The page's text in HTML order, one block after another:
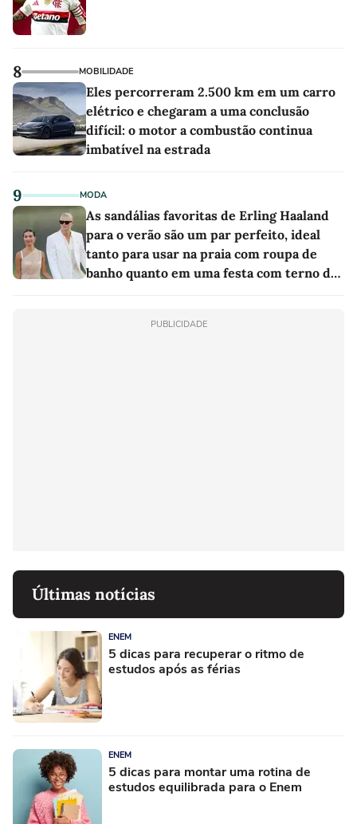
8 MOBILIDADE
Eles percorreram 2.500 km em um carro
elétrico e chegaram a uma conclusão
difícil: o motor a combustão continua
imbatível na estrada
9 MODA
As sandálias favoritas de Erling Haaland
para o verão são um par perfeito, ideal
tanto para usar na praia com roupa de
banho quanto em uma festa com terno de
PUBLICIDADE
Últimas notícias
ENEM
5 dicas para recuperar o ritmo de
estudos após as férias
ENEM
5 dicas para montar uma rotina de
estudos equilibrada para o Enem